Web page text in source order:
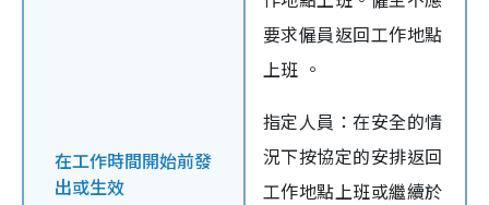
在工作時間開始前發
出或生效
要求僱員返回工作地點
上班 。
指定人員：在安全的情
況下按協定的安排返回
工作地點上班或繼續於